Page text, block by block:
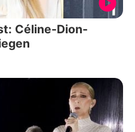
Céline-Dion-